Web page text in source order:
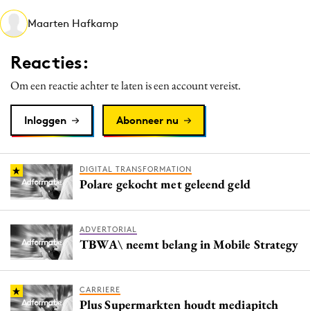
Martech
Media
Merkstrategie
Purpose Marketing
Reputatie & crisis
Maarten Hafkamp
Reacties:
Om een reactie achter te laten is een account vereist.
Inloggen Abonneer nu
DIGITAL TRANSFORMATION
Polare gekocht met geleend geld
ADVERTORIAL
TBWA\ neemt belang in Mobile Strategy
CARRIERE
Plus Supermarkten houdt mediapitch